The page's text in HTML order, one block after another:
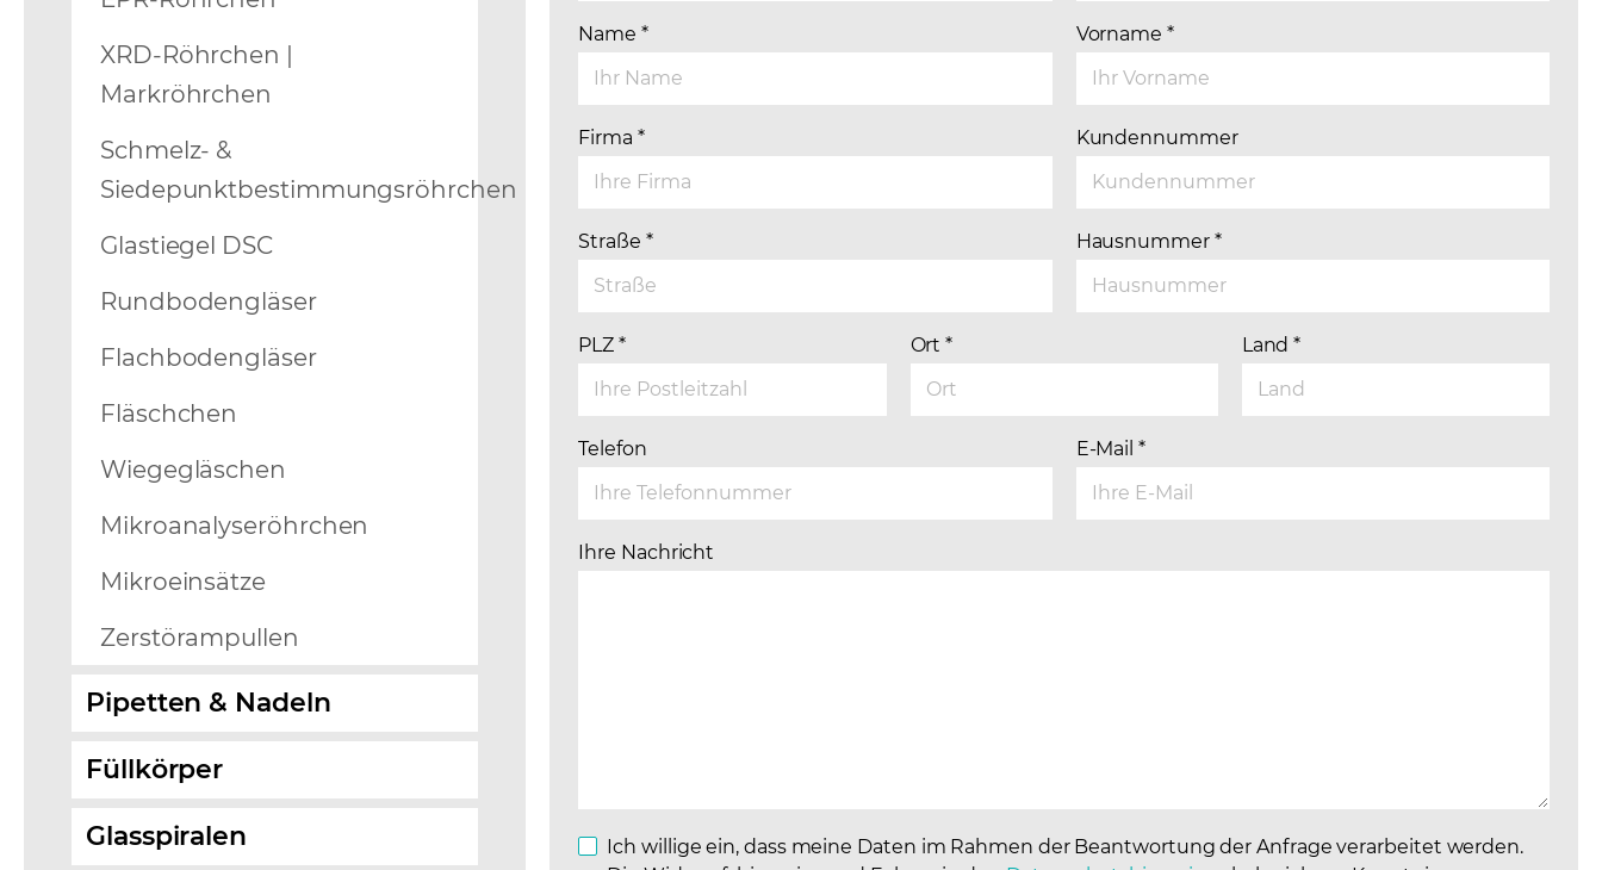
Name * Vorname*
Firma * Kundennummer
Straße * Hausnummer *
PLZ* Ort* Land*
Telefon E-Mail*
Ihre Nachricht
Ich willige ein, dass meine Daten im Rahmen der Beantwortung der Anfrage verarbeitet werden.
XRD-Röhrchen |
Markröhrchen
Schmelz- &
Siedepunktbestimmungsröhrchen
Glastiegel DSC
Rundbodengläser
Flachbodengläser
Fläschchen
Wiegegläschen
Mikroanalyseröhrchen
Mikroeinsätze
Zerstörampullen
Pipetten & Nadeln
Füllkörper
Glasspiralen